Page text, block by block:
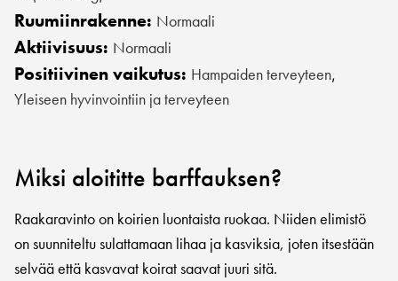
Ruumiinrakenne: Normaali
Aktiivisuus: Normaali
Positiivinen vaikutus: Hampaiden terveyteen,
Yleiseen hyvinvointiin ja terveyteen
Miksi aloititte barffauksen?
Raakaravinto on koirien luontaista ruokaa. Niiden elimistö
on suunniteltu sulattamaan lihaa ja kasviksia, joten itsestään
selvää että kasvavat koirat saavat juuri sitä.